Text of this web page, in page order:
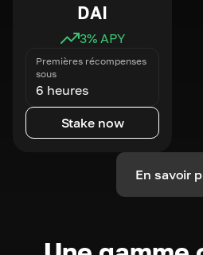
DAI
3% APY
Premières récompenses
sous
6 heures
Stake now
En savoir